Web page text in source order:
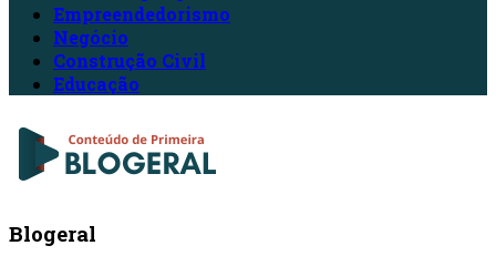
Empreendedorismo
Negócio
Construção Civil
Educação
Blogeral